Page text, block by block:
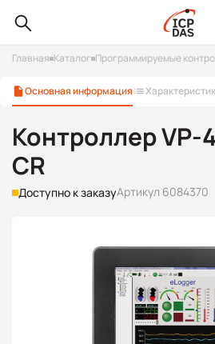
Главная Каталог Программируемые
Основная информация
Контроллер VP-
CR
Доступно к заказуАртикул 6084370